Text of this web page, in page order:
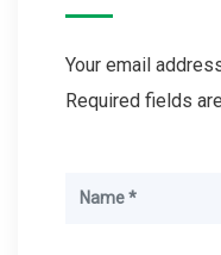
Your email
Required fields